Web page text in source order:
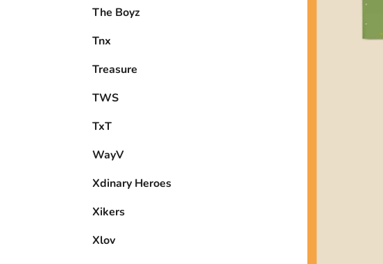
The Boyz
Tnx
Treasure
TWS
TxT
WayV
Xdinary Heroes
Xikers
Xlov